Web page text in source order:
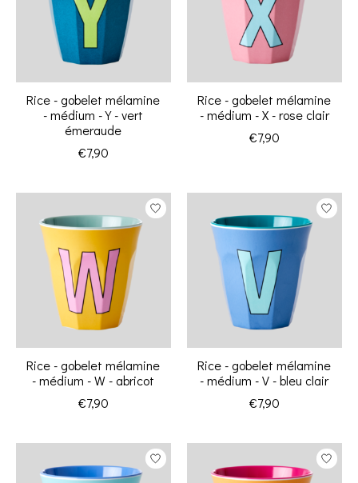
Rice - gobelet mélamine
- médium - Y - vert
émeraude
€7,90
Rice - gobelet mélamine
- médium - X - rose clair
€7,90
Rice - gobelet mélamine
- médium - W - abricot
€7,90
Rice - gobelet mélamine
- médium - V - bleu clair
€7,90